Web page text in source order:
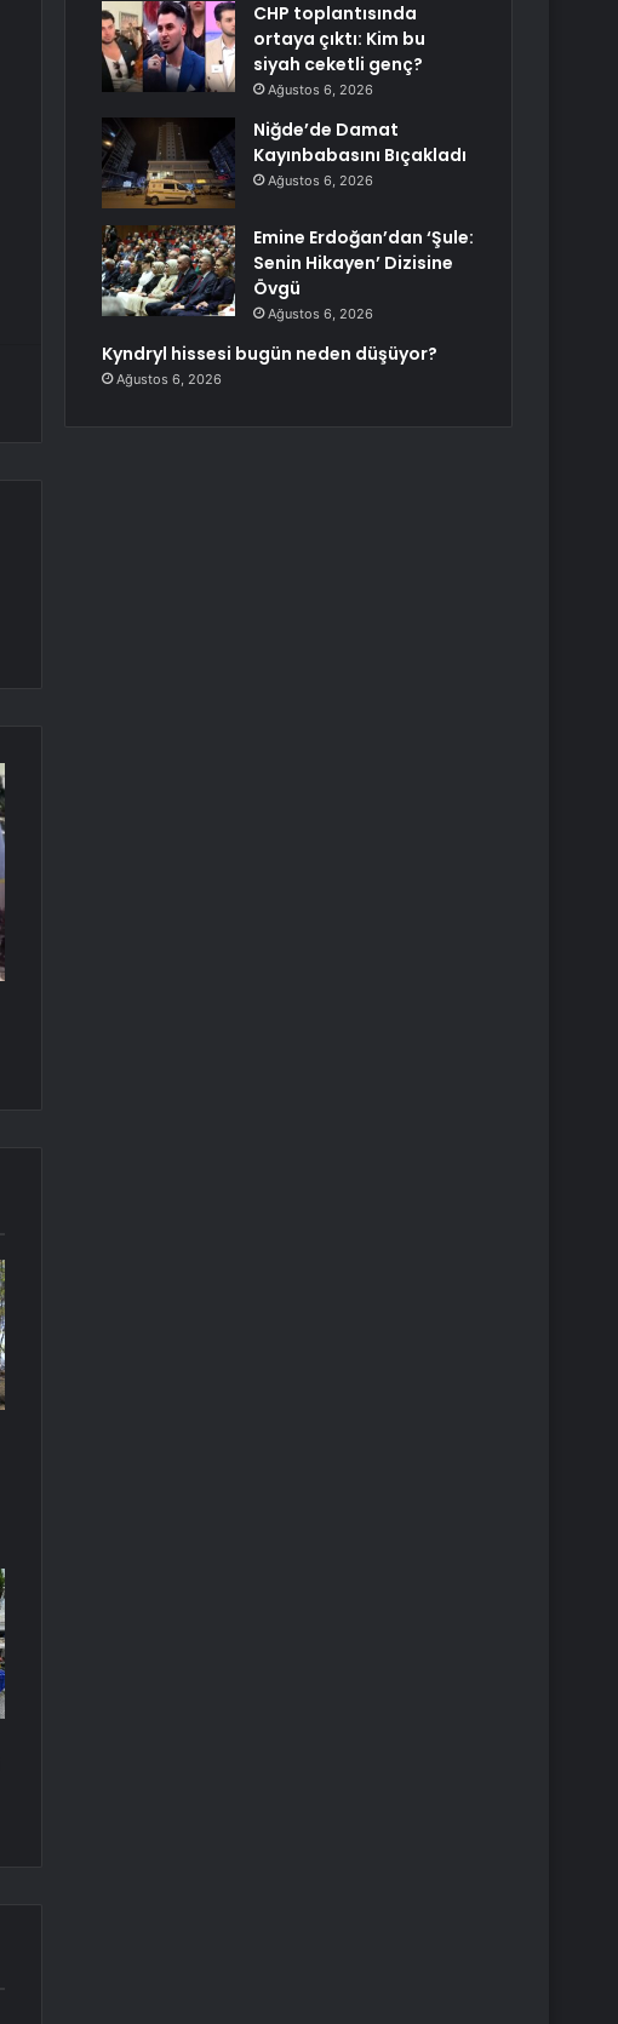
CHP toplantısında
ortaya çıktı: Kim bu
siyah ceketli genç?
Ağustos 6, 2026
Niğde’de Damat
Kayınbabasını Bıçakladı
Ağustos 6, 2026
Emine Erdoğan’dan ‘Şule:
Senin Hikayen’ Dizisine
Övgü
Ağustos 6, 2026
Kyndryl hissesi bugün neden düşüyor?
Ağustos 6, 2026